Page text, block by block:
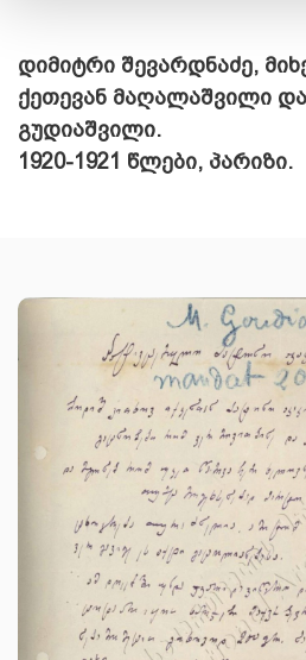
დიმიტრი შევარდნაძე,
ქეთევან მაღალაშვილი
გუდიაშვილი.
1920-1921 წლები, პარიზი.